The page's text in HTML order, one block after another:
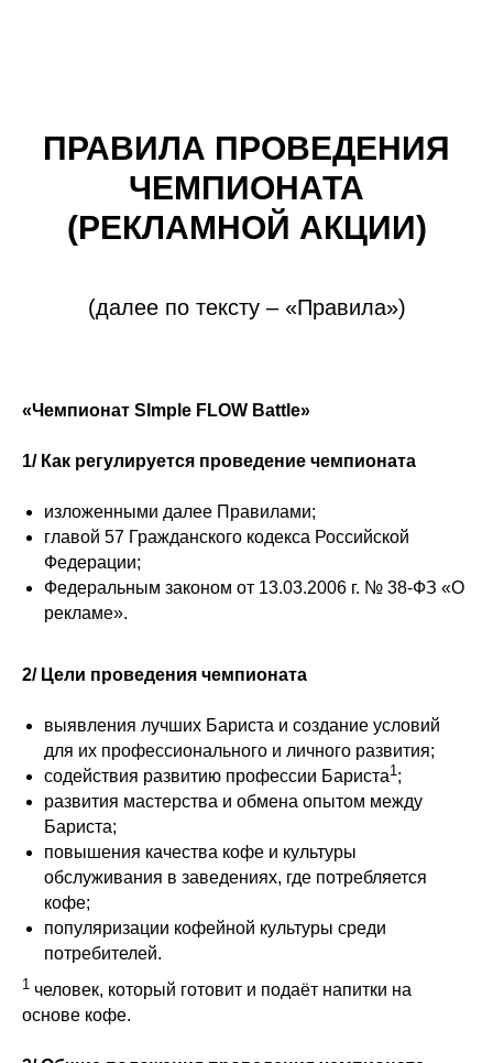
ПРАВИЛА ПРОВЕДЕНИЯ
ЧЕМПИОНАТА
(РЕКЛАМНОЙ АКЦИИ)
(далее по тексту – «Правила»)
«Чемпионат SImple FLOW Battle»
1/ Как регулируется проведение чемпионата
изложенными далее Правилами;
главой 57 Гражданского кодекса Российской
Федерации;
Федеральным законом от 13.03.2006 г. № 38-ФЗ «О
рекламе».
2/ Цели проведения чемпионата
выявления лучших Бариста и создание условий
для их профессионального и личного развития;
содействия развитию профессии Бариста1 ;
развития мастерства и обмена опытом между
Бариста;
повышения качества кофе и культуры
обслуживания в заведениях, где потребляется
кофе;
популяризации кофейной культуры среди
потребителей.
1 человек, который готовит и подаёт напитки на
основе кофе.